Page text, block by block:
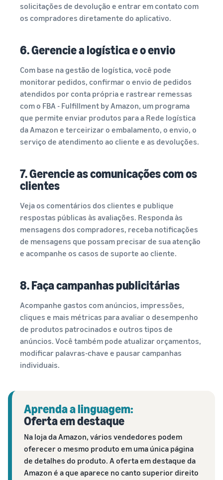
solicitações de devolução e entrar em contato com
os compradores diretamente do aplicativo.
6. Gerencie a logística e o envio
Com base na gestão de logística, você pode
monitorar pedidos, confirmar o envio de pedidos
atendidos por conta própria e rastrear remessas
com o FBA - Fulfillment by Amazon, um programa
que permite enviar produtos para a Rede logística
da Amazon e terceirizar o embalamento, o envio, o
serviço de atendimento ao cliente e as devoluções.
7. Gerencie as comunicações com os
clientes
Veja os comentários dos clientes e publique
respostas públicas às avaliações. Responda às
mensagens dos compradores, receba notificações
de mensagens que possam precisar de sua atenção
e acompanhe os casos de suporte ao cliente.
8. Faça campanhas publicitárias
Acompanhe gastos com anúncios, impressões,
cliques e mais métricas para avaliar o desempenho
de produtos patrocinados e outros tipos de
anúncios. Você também pode atualizar orçamentos,
modificar palavras-chave e pausar campanhas
individuais.
Aprenda a linguagem:
Oferta em destaque
Na loja da Amazon, vários vendedores podem
oferecer o mesmo produto em uma única página
de detalhes do produto. A oferta em destaque da
Amazon é a que aparece no canto superior direito